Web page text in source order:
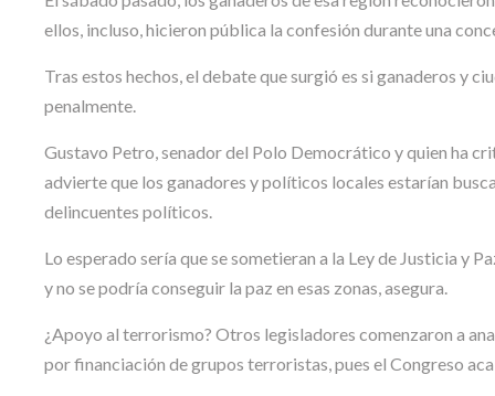
ellos, incluso, hicieron pública la confesión durante una
Tras estos hechos, el debate que surgió es si ganaderos y
penalmente.
Gustavo Petro, senador del Polo Democrático y quien ha
advierte que los ganadores y políticos locales estarían
delincuentes políticos.
Lo esperado sería que se sometieran a la Ley de Justicia y
y no se podría conseguir la paz en esas zonas, asegura.
¿Apoyo al terrorismo? Otros legisladores comenzaron a
por financiación de grupos terroristas, pues el Congreso